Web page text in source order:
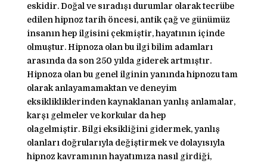
eskidir. Doğal ve sıradışı durumlar olarak tecrübe
edilen hipnoz tarih öncesi, antik çağ ve günümüz
insanın hep ilgisini çekmiştir, hayatının içinde
olmuştur. Hipnoza olan bu ilgi bilim adamları
arasında da son 250 yılda giderek artmıştır.
Hipnoza olan bu genel ilginin yanında hipnozu tam
olarak anlayamamaktan ve deneyim
eksiklikliklerinden kaynaklanan yanlış anlamalar,
karşı gelmeler ve korkular da hep
olagelmiştir. Bilgi eksikliğini gidermek, yanlış
olanları doğrularıyla değiştirmek ve dolayısıyla
hipnoz kavramının hayatımıza nasıl girdiği,